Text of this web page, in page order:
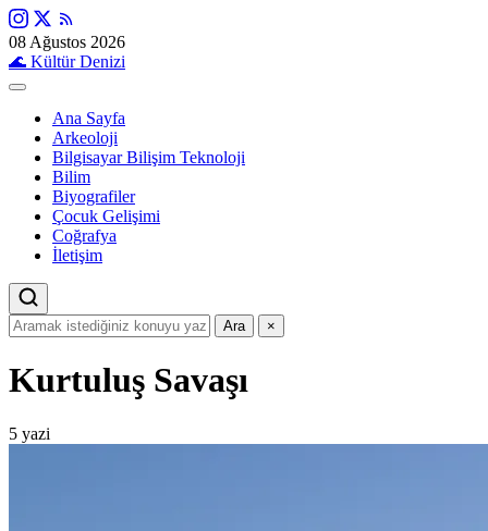
08 Ağustos 2026
🌊 Kültür Denizi
Ana Sayfa
Arkeoloji
Bilgisayar Bilişim Teknoloji
Bilim
Biyografiler
Çocuk Gelişimi
Coğrafya
İletişim
Ara ×
Kurtuluş Savaşı
5 yazi